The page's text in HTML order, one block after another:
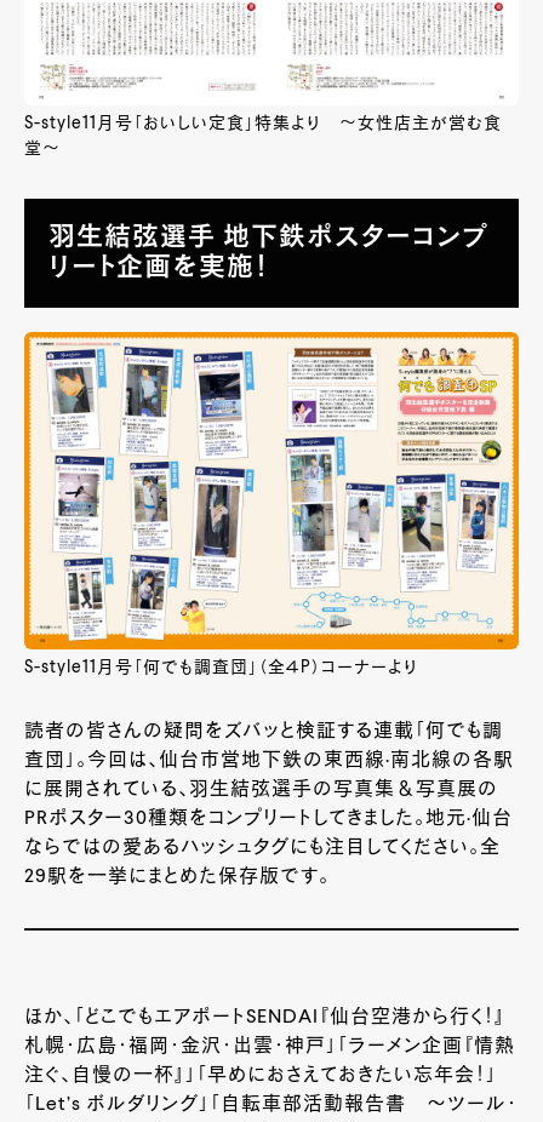
S-style11月号「おいしい定食」特集より ～女性店主が営む食
堂～
羽生結弦選手 地下鉄ポスターコンプ
リート企画を実施！
S-style11月号「何でも調査団」（全４P）コーナーより
読者の皆さんの疑問をズバッと検証する連載「何でも調
査団」。今回は、仙台市営地下鉄の東西線·南北線の各駅
に展開されている、羽生結弦選手の写真集＆写真展の
PRポスター30種類をコンプリートしてきました。地元·仙台
ならではの愛あるハッシュタグにも注目してください。全
29駅を一挙にまとめた保存版です。
ほか、「どこでもエアポートSENDAI『仙台空港から行く！』
札幌・広島・福岡･金沢・出雲・神戸」「ラーメン企画『情熱
注ぐ、自慢の一杯』」「早めにおさえておきたい忘年会！」
「Let’s ボルダリング」「自転車部活動報告書 ～ツール･